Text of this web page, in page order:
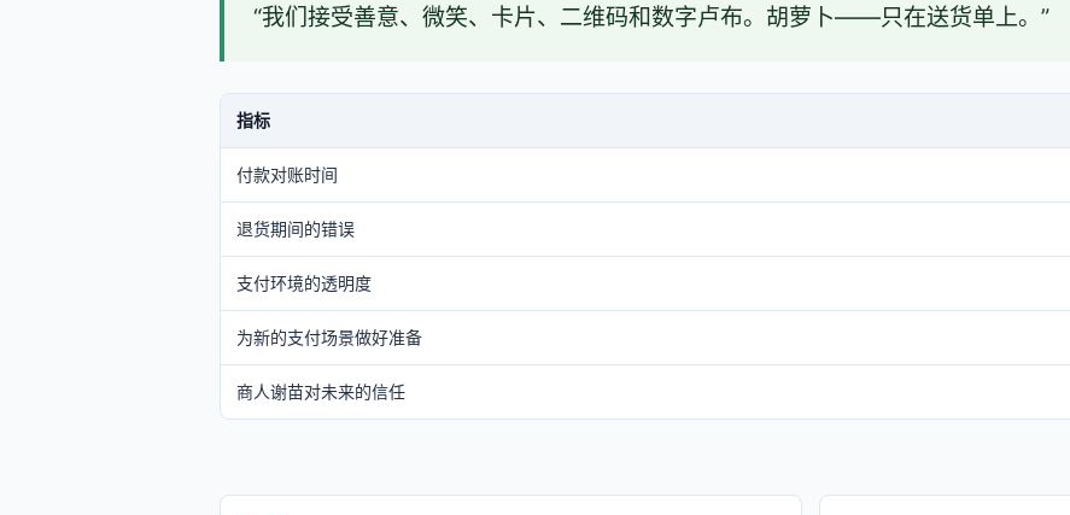
“我们接受善意、微笑、卡片、二维码和数字卢布。胡萝卜——只在送货单上。”
指标
付款对账时间
退货期间的错误
支付环境的透明度
为新的支付场景做好准备
商人谢苗对未来的信任